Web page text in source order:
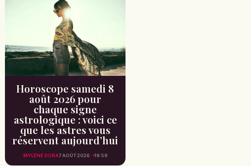
Horoscope samedi 8
août 2026 pour
chaque signe
astrologique : voici ce
que les astres vous
réservent aujourd’hui
MYLÈNE DORA7 AOÛT 2026 19:59